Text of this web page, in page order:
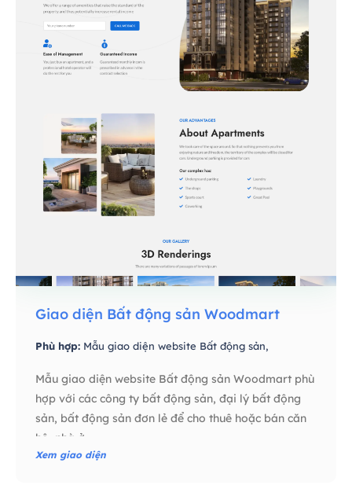
Giao diện Bất động sản Woodmart
Phù hợp: Mẫu giao diện website Bất động sản,
Mẫu giao diện website Bất động sản Woodmart phù
hợp với các công ty bất động sản, đại lý bất động
sản, bất động sản đơn lẻ để cho thuê hoặc bán căn
hộ, nhà ở…
Xem giao diện